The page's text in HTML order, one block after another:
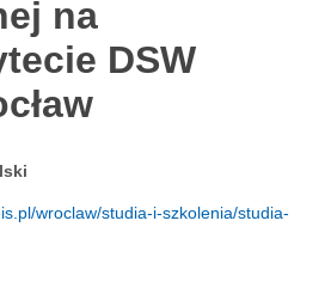
na
DSW
wroclaw/studia-i-szkolenia/studia-